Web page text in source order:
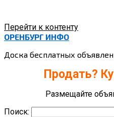
Перейти к контенту
ОРЕНБУРГ ИНФО
Доска бесплатных
Продать?
Размещайте
Поиск: